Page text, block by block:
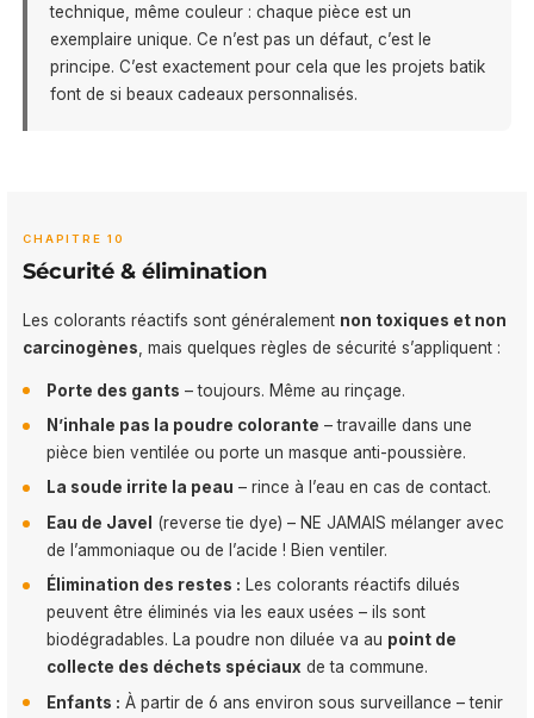
technique, même couleur : chaque pièce est un
exemplaire unique. Ce n’est pas un défaut, c’est le
principe. C’est exactement pour cela que les projets batik
font de si beaux cadeaux personnalisés.
CHAPITRE 10
Sécurité & élimination
Les colorants réactifs sont généralement non toxiques et non
carcinogènes , mais quelques règles de sécurité s’appliquent :
Porte des gants – toujours. Même au rinçage.
N’inhale pas la poudre colorante – travaille dans une
pièce bien ventilée ou porte un masque anti-poussière.
La soude irrite la peau – rince à l’eau en cas de contact.
Eau de Javel
(reverse tie dye) – NE JAMAIS mélanger avec
de l’ammoniaque ou de l’acide ! Bien ventiler.
Élimination des restes : Les colorants réactifs dilués
peuvent être éliminés via les eaux usées – ils sont
biodégradables. La poudre non diluée va au point de
collecte des déchets spéciaux de ta commune.
Enfants : À partir de 6 ans environ sous surveillance – tenir